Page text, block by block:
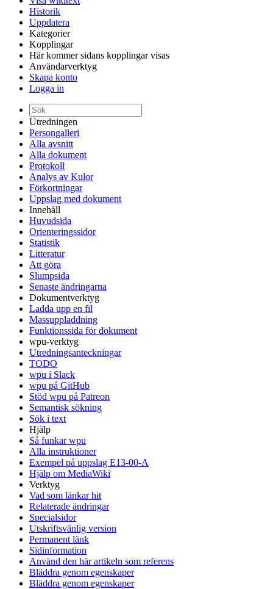
Historik
Uppdatera
Kategorier
Kopplingar
Här kommer sidans kopplingar visas
Användarverktyg
Skapa konto
Logga in
Utredningen
Persongalleri
Alla avsnitt
Alla dokument
Protokoll
Analys av Kulor
Förkortningar
Uppslag med dokument
Innehåll
Huvudsida
Orienteringssidor
Statistik
Litteratur
Att göra
Slumpsida
Senaste ändringarna
Dokumentverktyg
Ladda upp en fil
Massuppladdning
Funktionssida för dokument
wpu-verktyg
Utredningsanteckningar
TODO
wpu i Slack
wpu på GitHub
Stöd wpu på Patreon
Semantisk sökning
Sök i text
Hjälp
Så funkar wpu
Alla instruktioner
Exempel på uppslag E13-00-A
Hjälp om MediaWiki
Verktyg
Vad som länkar hit
Relaterade ändringar
Specialsidor
Utskriftsvänlig version
Permanent länk
Sidinformation
Använd den här artikeln som referens
Bläddra genom egenskaper
Bläddra genom egenskaper